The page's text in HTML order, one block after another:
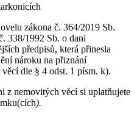
zákona č. 364/2019 Sb.
338/1992 Sb. o dani
předpisů, která přinesla
nároku na přiznání
dle § 4 odst. 1 písm. k).
z nemovitých věcí si uplatňujete
).